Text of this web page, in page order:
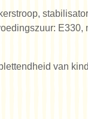
E330,
van